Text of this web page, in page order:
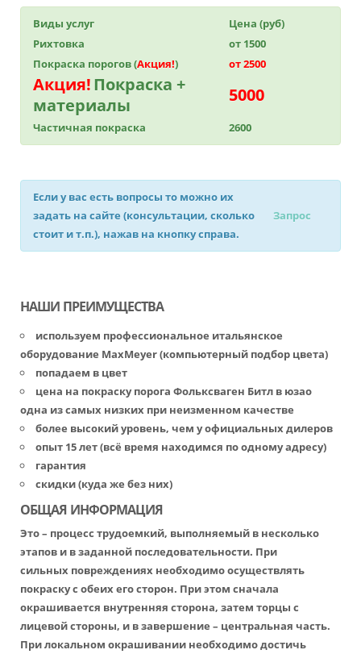
Виды услуг
Цена (руб)
Рихтовка
от 1500
Покраска порогов (Акция!) от 2500
Акция!Покраска +
материалы
5000
Частичная покраска 2600
Если у вас есть вопросы то можно их
задать на сайте (консультации, сколько
стоит и т.п.), нажав на кнопку справа.
Запрос
НАШИ ПРЕИМУЩЕСТВА
используем профессиональное итальянское
оборудование MaxMeyer (компьютерный подбор цвета)
попадаем в цвет
цена на покраску порога Фольксваген Битл в юзао
одна из самых низких при неизменном качестве
более высокий уровень, чем у официальных дилеров
опыт 15 лет (всё время находимся по одному адресу)
гарантия
скидки (куда же без них)
ОБЩАЯ ИНФОРМАЦИЯ
Это – процесс трудоемкий, выполняемый в несколько
этапов и в заданной последовательности. При
сильных повреждениях необходимо осуществлять
покраску с обеих его сторон. При этом сначала
окрашивается внутренняя сторона, затем торцы с
лицевой стороны, и в завершение – центральная часть.
При локальном окрашивании необходимо достичь